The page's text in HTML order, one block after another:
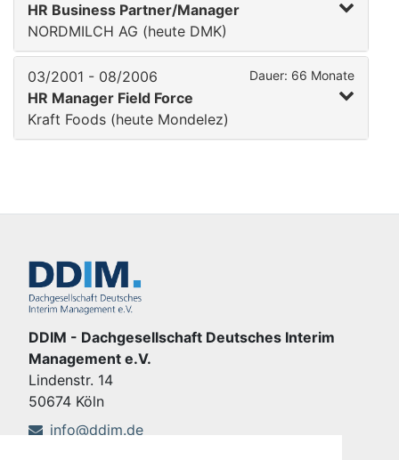
HR Business Partner/Manager
NORDMILCH AG (heute DMK)
03/2001 - 08/2006 Dauer: 66 Monate
HR Manager Field Force
Kraft Foods (heute Mondelez)
DDIM - Dachgesellschaft Deutsches Interim
Management e.V.
Lindenstr. 14
50674 Köln
info@ddim.de